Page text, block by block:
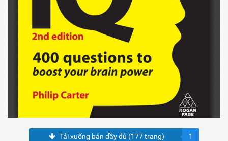
Tải xuống bản đầy đủ (177 trang) 1